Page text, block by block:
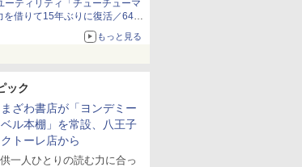
ーティリティ「チューチューマ
を借りて15年ぶりに復活／64bit
11、「Chrome」も走り回
2026年末まで500円
もっと見る
ック
まざわ書店が「ヨンデミー
ベル本棚」を常設、八王子
トーレ店から
一人ひとりの読む力に合っ